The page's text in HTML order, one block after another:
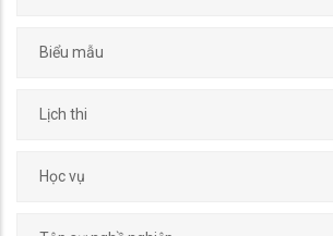
Biểu mẫu
Lịch thi
Học vụ